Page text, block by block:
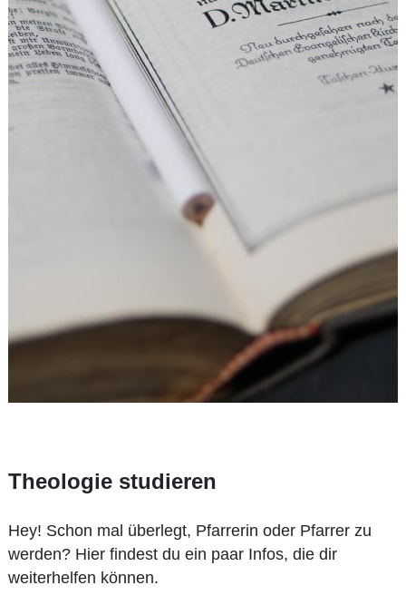
Theologie studieren
Hey! Schon mal überlegt, Pfarrerin oder Pfarrer zu
werden? Hier findest du ein paar Infos, die dir
weiterhelfen können.